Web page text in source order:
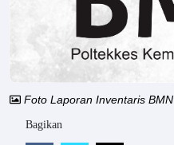
Foto Laporan Inventaris BMN
Bagikan